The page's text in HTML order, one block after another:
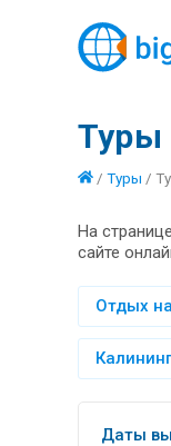
Туры
/ Туры /
На
сайте
Отдых
Даты